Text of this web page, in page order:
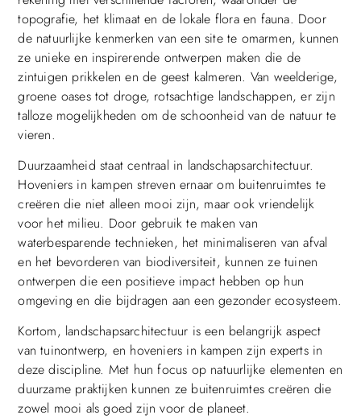
topografie, het klimaat en de lokale flora en fauna. Door
de natuurlijke kenmerken van een site te omarmen, kunnen
ze unieke en inspirerende ontwerpen maken die de
zintuigen prikkelen en de geest kalmeren. Van weelderige,
groene oases tot droge, rotsachtige landschappen, er zijn
talloze mogelijkheden om de schoonheid van de natuur te
vieren.
Duurzaamheid staat centraal in landschapsarchitectuur.
Hoveniers in kampen streven ernaar om buitenruimtes te
creëren die niet alleen mooi zijn, maar ook vriendelijk
voor het milieu. Door gebruik te maken van
waterbesparende technieken, het minimaliseren van afval
en het bevorderen van biodiversiteit, kunnen ze tuinen
ontwerpen die een positieve impact hebben op hun
omgeving en die bijdragen aan een gezonder ecosysteem.
Kortom, landschapsarchitectuur is een belangrijk aspect
van tuinontwerp, en hoveniers in kampen zijn experts in
deze discipline. Met hun focus op natuurlijke elementen en
duurzame praktijken kunnen ze buitenruimtes creëren die
zowel mooi als goed zijn voor de planeet.